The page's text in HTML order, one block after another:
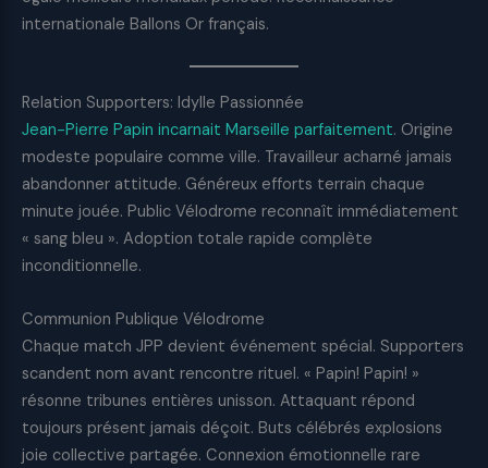
internationale Ballons Or français.
Relation Supporters: Idylle Passionnée
Jean-Pierre Papin incarnait Marseille parfaitement. Origine
modeste populaire comme ville. Travailleur acharné jamais
abandonner attitude. Généreux efforts terrain chaque
minute jouée. Public Vélodrome reconnaît immédiatement
« sang bleu ». Adoption totale rapide complète
inconditionnelle.
Communion Publique Vélodrome
Chaque match JPP devient événement spécial. Supporters
scandent nom avant rencontre rituel. « Papin! Papin! »
résonne tribunes entières unisson. Attaquant répond
toujours présent jamais déçoit. Buts célébrés explosions
joie collective partagée. Connexion émotionnelle rare